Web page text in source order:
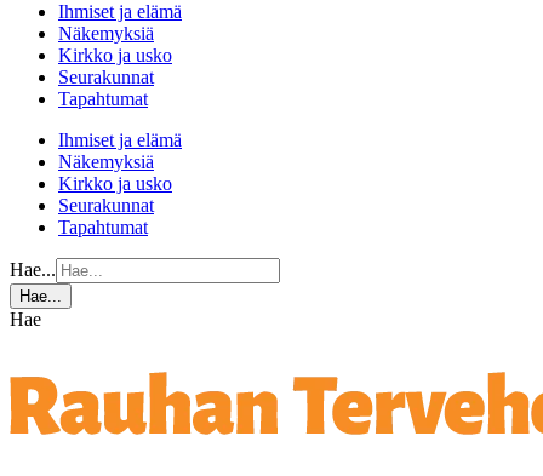
Ihmiset ja elämä
Näkemyksiä
Kirkko ja usko
Seurakunnat
Tapahtumat
Ihmiset ja elämä
Näkemyksiä
Kirkko ja usko
Seurakunnat
Tapahtumat
Hae...
Hae...
Hae